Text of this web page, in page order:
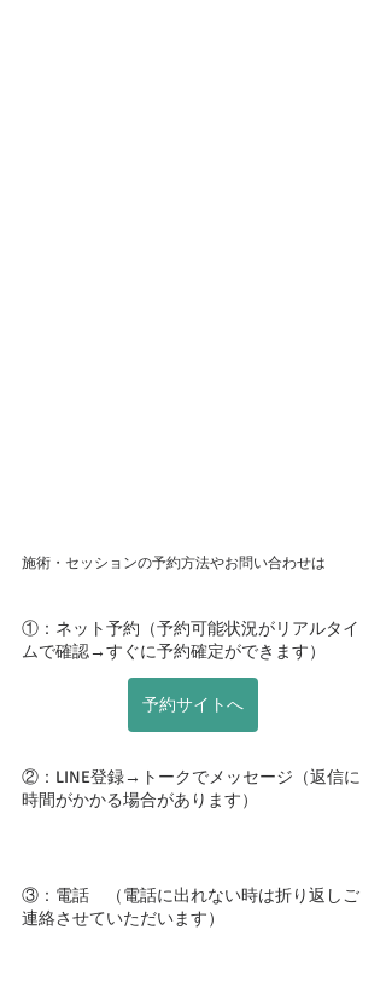
施術・セッションの予約方法やお問い合わせは
①：ネット予約（予約可能状況がリアルタイ
ムで確認→すぐに予約確定ができます）
予約サイトへ
②：LINE登録→トークでメッセージ（返信に
時間がかかる場合があります）
③：電話　（電話に出れない時は折り返しご
連絡させていただいます）